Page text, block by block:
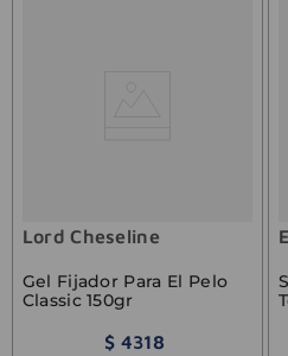
Lord Cheseline
Gel Fijador Para El Pelo
Classic 150gr
$ 4318